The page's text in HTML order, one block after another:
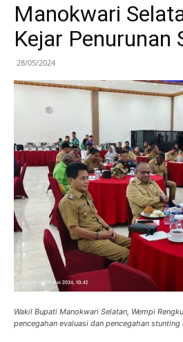
Manokwari
Kejar Penurunan
28/05/2024
Wakil Bupati Manokwari Selatan, Wempi
pencegahan evaluasi dan pencegahan